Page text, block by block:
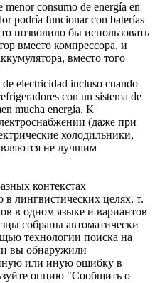
consumo de energía en
podría funcionar con baterías
позволило бы использовать
вместо компрессора, и
вместо того
electricidad incluso cuando
con un sistema de
mucha energía. К
(даже при
холодильники,
не лучшим
контекстах
в лингвистических целях, т.
в одном языке и вариантов
собраны автоматически
технологии поиска на
вы обнаружили
или иную ошибку в
опцию "Сообщить о